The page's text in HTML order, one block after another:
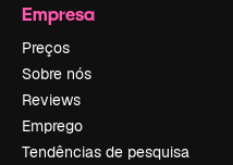
Empresa
Preços
Sobre nós
Reviews
Emprego
Tendências de pesquisa